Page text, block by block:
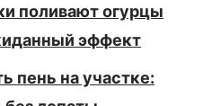
поливают огурцы
эффект
пень на участке: